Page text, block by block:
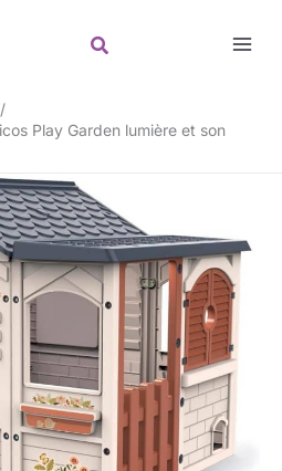
Play Garden lumière et son